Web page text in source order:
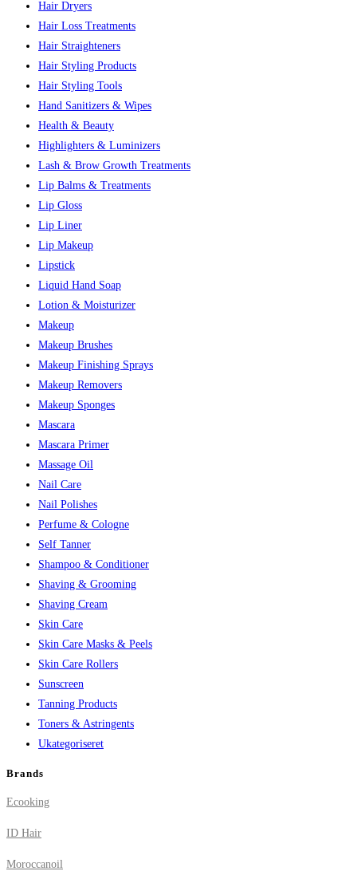
Hair Dryers
Hair Loss Treatments
Hair Straighteners
Hair Styling Products
Hair Styling Tools
Hand Sanitizers & Wipes
Health & Beauty
Highlighters & Luminizers
Lash & Brow Growth Treatments
Lip Balms & Treatments
Lip Gloss
Lip Liner
Lip Makeup
Lipstick
Liquid Hand Soap
Lotion & Moisturizer
Makeup
Makeup Brushes
Makeup Finishing Sprays
Makeup Removers
Makeup Sponges
Mascara
Mascara Primer
Massage Oil
Nail Care
Nail Polishes
Perfume & Cologne
Self Tanner
Shampoo & Conditioner
Shaving & Grooming
Shaving Cream
Skin Care
Skin Care Masks & Peels
Skin Care Rollers
Sunscreen
Tanning Products
Toners & Astringents
Ukategoriseret
Brands
Ecooking
ID Hair
Moroccanoil